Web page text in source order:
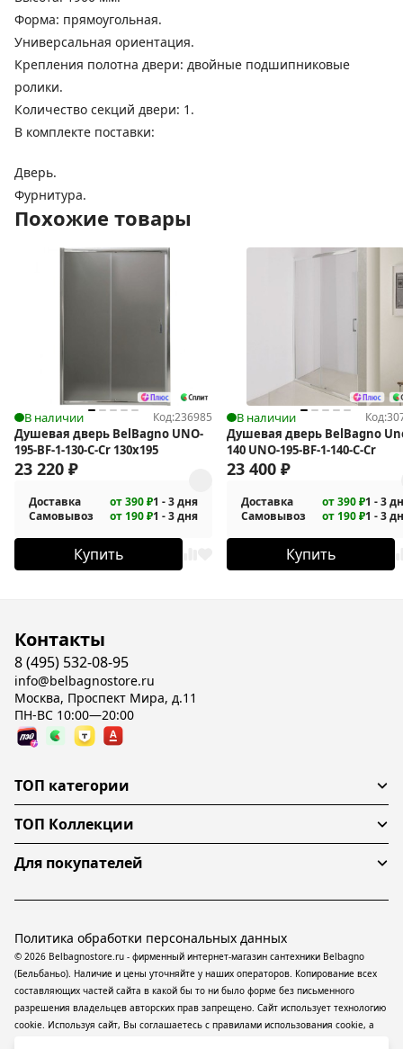
Форма: прямоугольная.
Универсальная ориентация.
Крепления полотна двери: двойные подшипниковые
ролики.
Количество секций двери: 1.
В комплекте поставки:
Дверь.
Фурнитура.
Похожие товары
В наличии Код:236985
Душевая дверь BelBagno UNO-
195-BF-1-130-C-Cr 130х195
23 220 ₽
Доставка от 390 ₽1 - 3 дня
Самовывоз
от 190 ₽1 - 3 дня
Купить
В наличии Код:
Душевая дверь BelBagno
140 UNO-195-BF-1-140-C-Cr
23 400 ₽
Доставка от 390 ₽1 - 3
Самовывоз
от 190 ₽1 - 3
Купить
Контакты
8 (495) 532-08-95
info@belbagnostore.ru
Москва, Проспект Мира, д.11
ПН-ВС 10:00—20:00
ТОП категории
ТОП Коллекции
Для покупателей
© 2026 Belbagnostore.ru - фирменный интернет-магазин сантехники Belbagno
(Бельбаньо). Наличие и цены уточняйте у наших операторов. Копирование всех
составляющих частей сайта в какой бы то ни было форме без письменного
разрешения владельцев авторских прав запрещено. Сайт использует технологию
cookie. Используя сайт, Вы соглашаетесь с правилами использования cookie, а
Политика обработки персональных данных